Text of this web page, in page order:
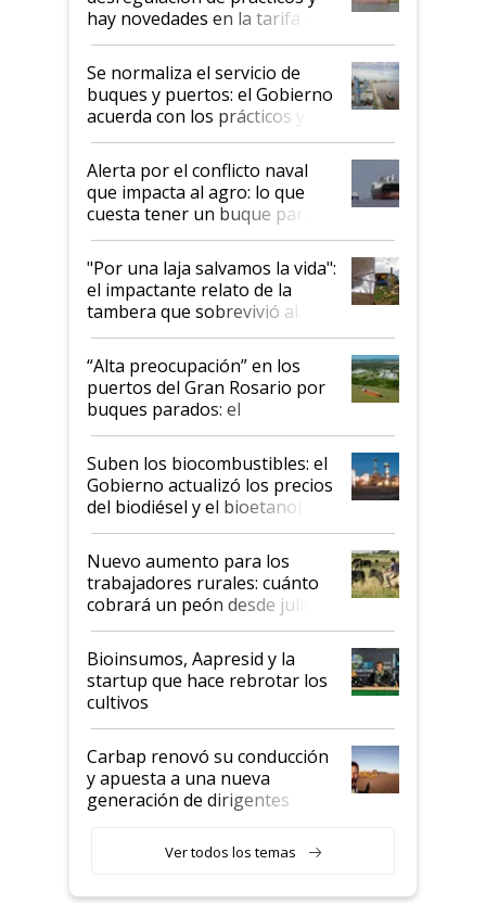
hay novedades en la tarifa de
la hidrovía
Se normaliza el servicio de
buques y puertos: el Gobierno
acuerda con los prácticos y
suspende el decreto de
desregulación
Alerta por el conflicto naval
que impacta al agro: lo que
cuesta tener un buque parado
y el peligro de que Argentina
pase a ser "país sucio"
"Por una laja salvamos la vida":
el impactante relato de la
tambera que sobrevivió al
tornado
“Alta preocupación” en los
puertos del Gran Rosario por
buques parados: el
funcionamiento de las
exportadoras en tensión tras
la medida de fuerza de los
prácticos
Suben los biocombustibles: el
Gobierno actualizó los precios
del biodiésel y el bioetanol
Nuevo aumento para los
trabajadores rurales: cuánto
cobrará un peón desde julio
Bioinsumos, Aapresid y la
startup que hace rebrotar los
cultivos
Carbap renovó su conducción
y apuesta a una nueva
generación de dirigentes
Ver todos los temas